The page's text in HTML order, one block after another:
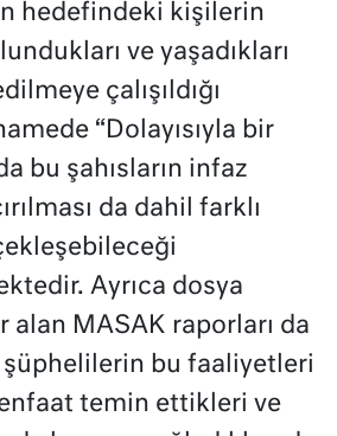
hedefindeki kişilerin
ve yaşadıkları
çalışıldığı
“Dolayısıyla bir
bu şahısların infaz
da dahil farklı
Ayrıca dosya
alan MASAK raporları da
bu faaliyetleri
temin ettikleri ve